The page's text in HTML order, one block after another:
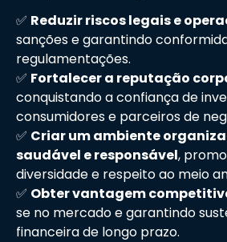
✅ Reduzir riscos legais e
sanções e garantindo
regulamentações.
✅ Fortalecer a reputação
conquistando a confiança de
consumidores e parceiros de
✅ Criar um ambiente
saudável e responsável,
diversidade e respeito ao meio
✅ Obter vantagem
se no mercado e garantindo
financeira de longo prazo.